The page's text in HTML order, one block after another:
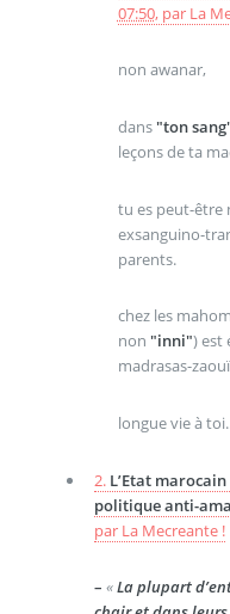
07:50, par La
non awanar,
dans "ton
leçons de ta
tu es peut-être
exsanguino-
parents.
chez les
non "inni") est
madrasas-
longue vie à
2. L’Etat
politique anti-
par La Mecreante !
– «La plupart